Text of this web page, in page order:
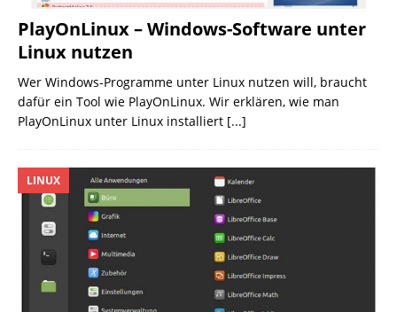
PlayOnLinux – Windows-Software unter
Linux nutzen
Wer Windows-Programme unter Linux nutzen will, braucht
dafür ein Tool wie PlayOnLinux. Wir erklären, wie man
PlayOnLinux unter Linux installiert [...]
LINUX